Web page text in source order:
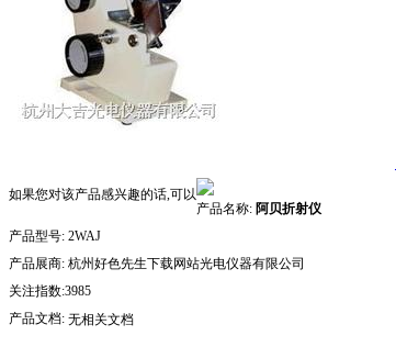
如果您对该产品感兴趣的话,可以
产品名称: 阿贝折射仪
产品型号: 2WAJ
产品展商: 杭州好色先生下载网站光电仪器有限公司
关注指数:3985
产品文档: 无相关文档